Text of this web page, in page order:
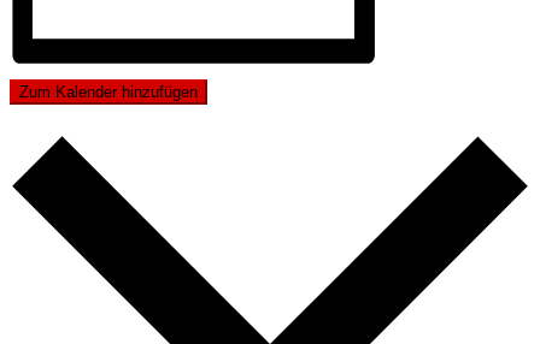
Zum Kalender hinzufügen